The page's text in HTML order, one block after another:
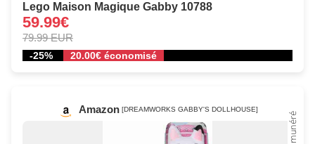
Lego Maison Magique Gabby 10788
59.99€
79.99 EUR
-25% 20.00€ économisé
Amazon [DREAMWORKS GABBY'S DOLLHOUSE]